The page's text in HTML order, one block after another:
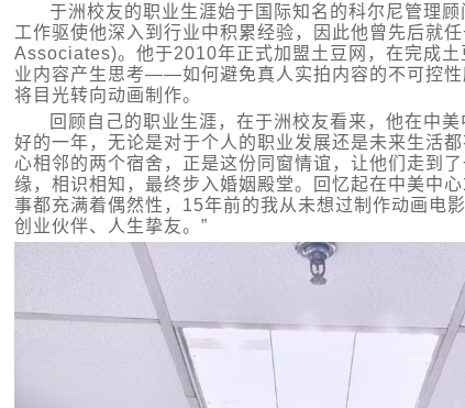
于洲校友的职业生涯始于国际知名的科尔尼管理
工作驱使他深入到行业中积累经验，因此他曾先后就
Associates)。他于2010年正式加盟土豆网，在完成
业内容产生思考——如何避免真人实拍内容的不可控
将目光转向动画制作。
回顾自己的职业生涯，在于洲校友看来，他在中
好的一年，无论是对于个人的职业发展还是未来生活
心相邻的两个宿舍，正是这份同窗情谊，让他们走到
缘，相识相知，最终步入婚姻殿堂。回忆起在中美中
事都充满着偶然性，15年前的我从未想过制作动画电
创业伙伴、人生挚友。”